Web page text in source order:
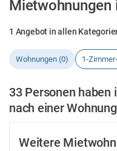
Mietwohnungen
1 Angebot in allen
Wohnungen (0) 1-
33 Personen haben
nach einer
Weitere